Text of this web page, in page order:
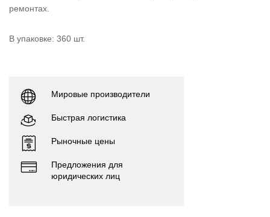
ремонтах.
В упаковке: 360 шт.
Мировые производители
Быстрая логистика
Рыночные цены
Предложения для
юридических лиц